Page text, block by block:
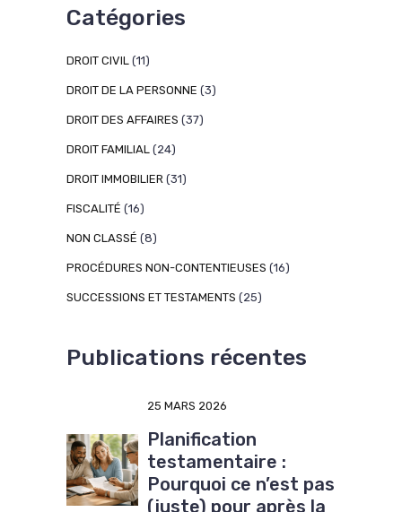
Catégories
DROIT CIVIL (11)
DROIT DE LA PERSONNE (3)
DROIT DES AFFAIRES (37)
DROIT FAMILIAL (24)
DROIT IMMOBILIER (31)
FISCALITÉ (16)
NON CLASSÉ (8)
PROCÉDURES NON-CONTENTIEUSES (16)
SUCCESSIONS ET TESTAMENTS (25)
Publications récentes
25 MARS 2026
Planification
testamentaire :
Pourquoi ce n’est pas
(juste) pour après la